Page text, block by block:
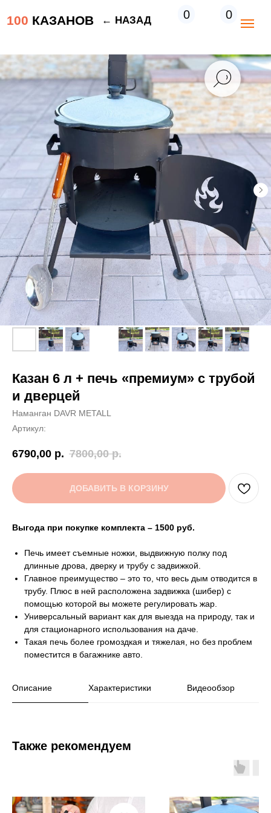
100 КАЗАНОВ ← НАЗАД
Казан 6 л + печь «премиум» с трубой
и дверцей
Наманган DAVR METALL
Артикул:
6790,00 р. 7800,00 р.
ДОБАВИТЬ В КОРЗИНУ
Выгода при покупке комплекта – 1500 руб.
Печь имеет съемные ножки, выдвижную полку под
длинные дрова, дверку и трубу с задвижкой.
Главное преимущество – это то, что весь дым отводится в
трубу. Плюс в ней расположена задвижка (шибер) с
помощью которой вы можете регулировать жар.
Универсальный вариант как для выезда на природу, так и
для стационарного использования на даче.
Такая печь более громоздкая и тяжелая, но без проблем
поместится в багажнике авто.
Описание Характеристики Видеообзор
Также рекомендуем
условия доставки